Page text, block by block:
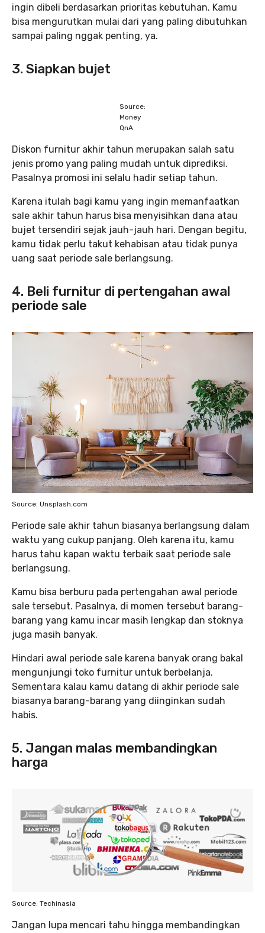
ingin dibeli berdasarkan prioritas kebutuhan. Kamu
bisa mengurutkan mulai dari yang paling dibutuhkan
sampai paling nggak penting, ya.
3. Siapkan bujet
Source:
Money
QnA
Diskon furnitur akhir tahun merupakan salah satu
jenis promo yang paling mudah untuk diprediksi.
Pasalnya promosi ini selalu hadir setiap tahun.
Karena itulah bagi kamu yang ingin memanfaatkan
sale akhir tahun harus bisa menyisihkan dana atau
bujet tersendiri sejak jauh-jauh hari. Dengan begitu,
kamu tidak perlu takut kehabisan atau tidak punya
uang saat periode sale berlangsung.
4. Beli furnitur di pertengahan awal
periode sale
Source: Unsplash.com
Periode sale akhir tahun biasanya berlangsung dalam
waktu yang cukup panjang. Oleh karena itu, kamu
harus tahu kapan waktu terbaik saat periode sale
berlangsung.
Kamu bisa berburu pada pertengahan awal periode
sale tersebut. Pasalnya, di momen tersebut barang-
barang yang kamu incar masih lengkap dan stoknya
juga masih banyak.
Hindari awal periode sale karena banyak orang bakal
mengunjungi toko furnitur untuk berbelanja.
Sementara kalau kamu datang di akhir periode sale
biasanya barang-barang yang diinginkan sudah
habis.
5. Jangan malas membandingkan
harga
Source: Techinasia
Jangan lupa mencari tahu hingga membandingkan